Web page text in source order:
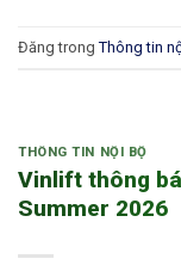
Đăng trong Thông tin
THÔNG TIN NỘI BỘ
Vinlift thông
Summer 2026